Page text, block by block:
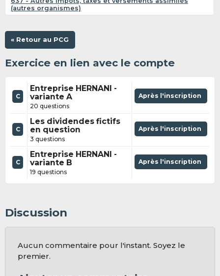
(autres organismes)
« Retour au PCG
Exercice en lien avec le compte
C
Entreprise HERNANI -
variante A
20 questions
Après l'inscription
C
Les dividendes fictifs
en question
3 questions
Après l'inscription
C
Entreprise HERNANI -
variante B
19 questions
Après l'inscription
Discussion
Aucun commentaire pour l'instant. Soyez le
premier.